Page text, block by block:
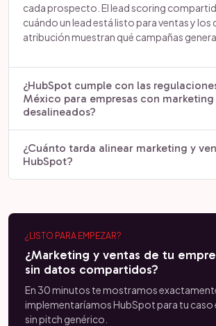
cada prospecto. El lead scoring
cuándo un lead está listo para ventas y los
atribución muestran qué campañas
¿HubSpot cumple con las
México para empresas con
desalineados?
¿Cuánto tarda alinear marketing y
HubSpot?
¿LISTO PARA EMPEZAR?
¿Marketing y ventas de tu
sin datos compartidos?
En 30 minutos te mostramos
implementaríamos HubSpot para tu
sin pitch genérico.